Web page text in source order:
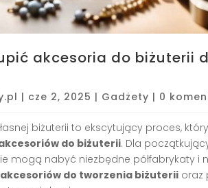
akcesoria do biżuterii
| cze 2, 2025 | Gadżety | 0
biżuterii to ekscytujący proces,
do biżuterii. Dla
mogą nabyć niezbędne półfabrykaty i
akcesoriów do tworzenia biżuterii oraz